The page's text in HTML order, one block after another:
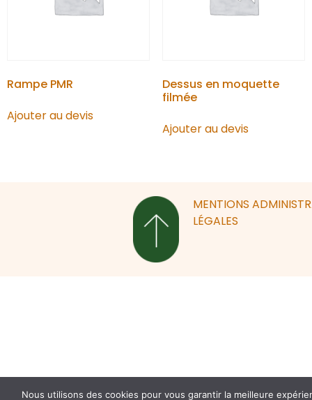
Rampe PMR
Ajouter au devis
Dessus en moquette
filmée
Ajouter au devis
MENTIONS
LÉGALES
Nous utilisons des cookies pour vous garantir la meilleure